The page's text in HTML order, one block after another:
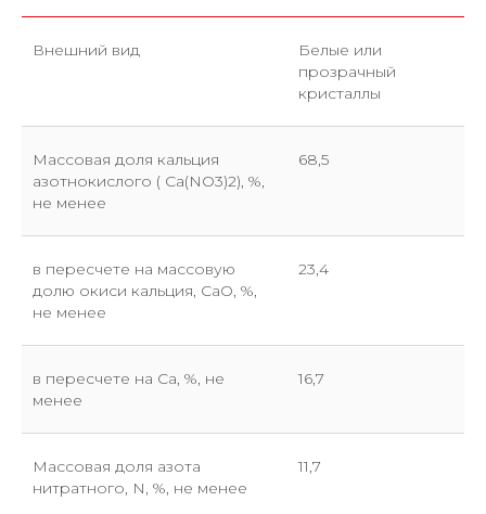
Внешний вид
Белые или
прозрачный
кристаллы
Массовая доля кальция
азотнокислого ( Ca(NO3)2), %,
не менее
68,5
в пересчете на массовую
долю окиси кальция, CaO, %,
не менее
23,4
в пересчете на Ca, %, не
менее
16,7
Массовая доля азота
нитратного, N, %, не менее
11,7